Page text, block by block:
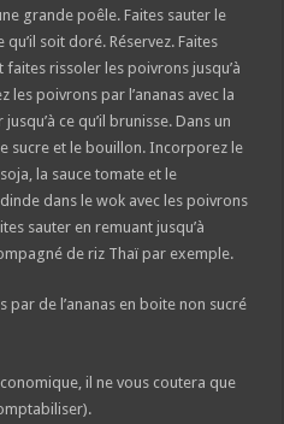
grande poêle. Faites sauter le
soit doré. Réservez. Faites
faites rissoler les poivrons jusqu’à
les poivrons par l’ananas avec la
ce qu’il brunisse. Dans un
sucre et le bouillon. Incorporez le
la sauce tomate et le
dans le wok avec les poivrons
sauter en remuant jusqu’à
de riz Thaï par exemple.
par de l’ananas en boite non sucré
il ne vous coutera que